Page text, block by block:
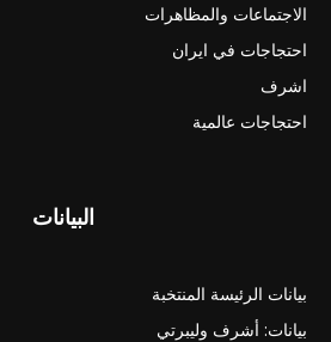
الاجتماعات والمظاهرات
احتجاجات في ايران
اشرف
احتجاجات عالمية
البيانات
بيانات الرئيسة المنتخبة
بيانات: أشرف وليبرتي